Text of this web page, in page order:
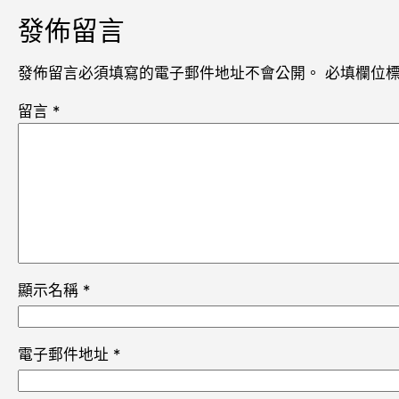
發佈留言
發佈留言必須填寫的電子郵件地址不會公開。 必填欄位
留言 *
顯示名稱 *
電子郵件地址 *